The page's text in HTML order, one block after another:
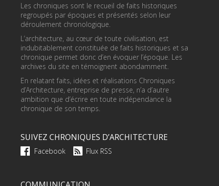
Les chroniques sont le recueil de faits historiques
regroupés par époques et présentés selon leur
déroulement chronologique.
L’architecture, au cœur de toute civilisation, est
indubitablement constituée de faits historiques et sa
chronique permet donc d’en évoquer l’époque. Les
archives du site en témoignent abondamment.
En relatant faits, idées et réalisations Chroniques
d’Architecture, entreprise de presse, n’a d’autre
ambition que d’écrire en toute indépendance la
chronique de son temps.
SUIVEZ CHRONIQUES D’ARCHITECTURE
Facebook Flux RSS